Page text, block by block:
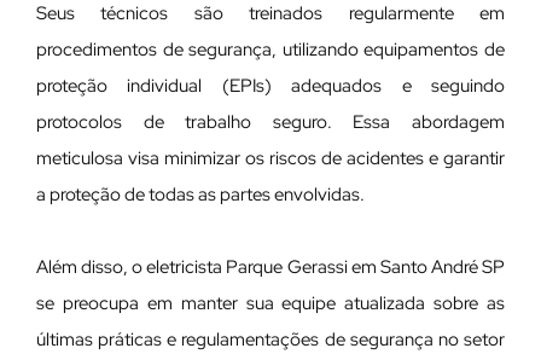
Seus técnicos são treinados regularmente em
procedimentos de segurança, utilizando equipamentos de
proteção individual (EPIs) adequados e seguindo
protocolos de trabalho seguro. Essa abordagem
meticulosa visa minimizar os riscos de acidentes e garantir
a proteção de todas as partes envolvidas.
Além disso, o eletricista Parque Gerassi em Santo André SP
se preocupa em manter sua equipe atualizada sobre as
últimas práticas e regulamentações de segurança no setor